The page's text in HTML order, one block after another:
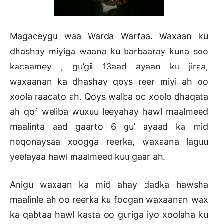
Magaceygu waa Warda Warfaa. Waxaan ku
dhashay miyiga waana ku barbaaray kuna soo
kacaamey , gu’gii 13aad ayaan ku jiraa,
waxaanan ka dhashay qoys reer miyi ah oo
xoola raacato ah. Qoys walba oo xoolo dhaqata
ah qof weliba wuxuu leeyahay hawl maalmeed
maalinta aad gaarto 6 gu’ ayaad ka mid
noqonaysaa xoogga reerka, waxaana laguu
yeelayaa hawl maalmeed kuu gaar ah.
Anigu waxaan ka mid ahay dadka hawsha
maalinle ah oo reerka ku foogan waxaanan wax
ka qabtaa hawl kasta oo guriga iyo xoolaha ku